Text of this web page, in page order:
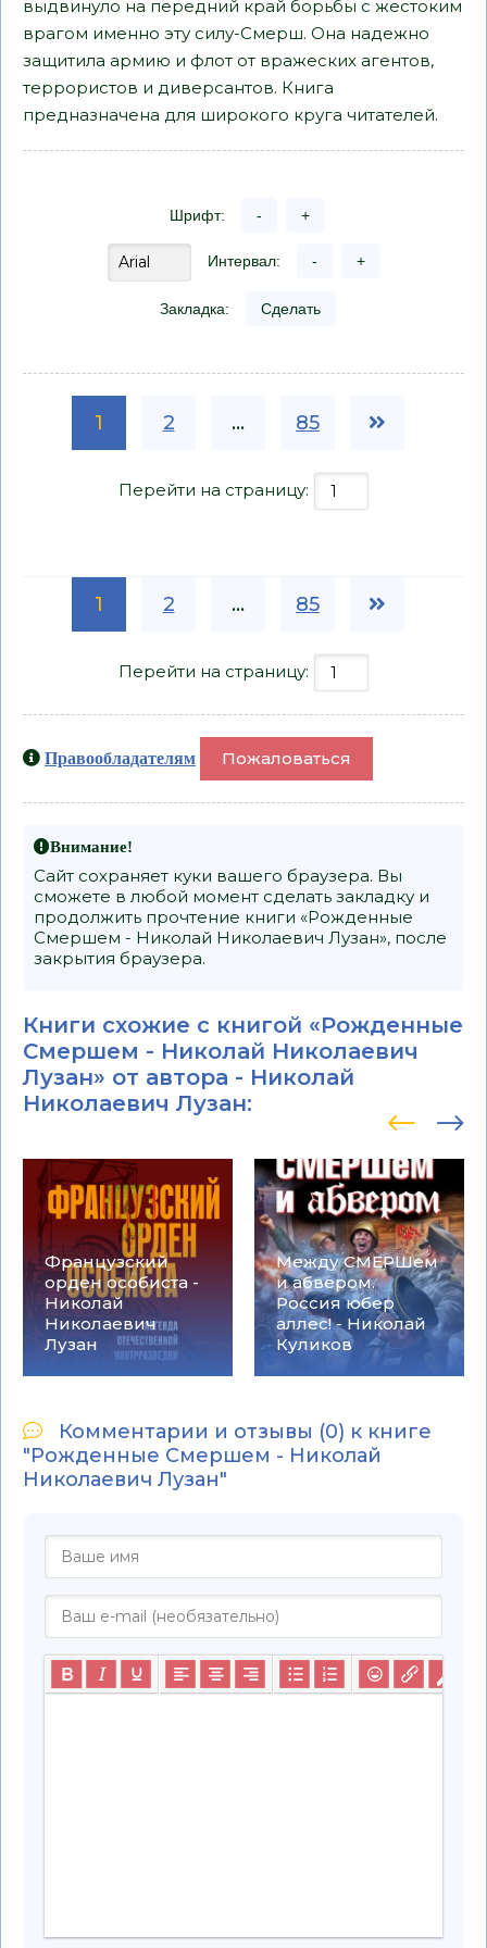
выдвинуло на передний край борьбы с жестоким
врагом именно эту силу-Смерш. Она надежно
защитила армию и флот от вражеских агентов,
террористов и диверсантов. Книга
предназначена для широкого круга читателей.
Шрифт: - +
Интервал: - +
Закладка: Сделать
1 2 ... 85
Перейти на страницу:
1 2 ... 85
Перейти на страницу:
Правообладателям Пожаловаться
Внимание!
Сайт сохраняет куки вашего браузера. Вы
сможете в любой момент сделать закладку и
продолжить прочтение книги «Рожденные
Смершем - Николай Николаевич Лузан», после
закрытия браузера.
Книги схожие с книгой «Рожденные
Смершем - Николай Николаевич
Лузан» от автора - Николай
Николаевич Лузан:
Французский
орден особиста -
Николай
Николаевич
Лузан
Между СМЕРШем
и абвером.
Россия юбер
аллес! - Николай
Куликов
Комментарии и отзывы (0) к книге
"Рожденные Смершем - Николай
Николаевич Лузан"